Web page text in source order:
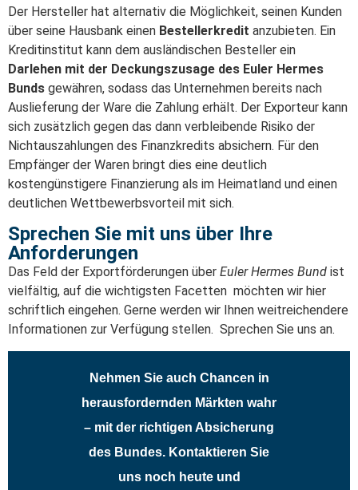
Der Hersteller hat alternativ die Möglichkeit, seinen Kunden
über seine Hausbank einen Bestellerkredit anzubieten. Ein
Kreditinstitut kann dem ausländischen Besteller ein
Darlehen mit der Deckungszusage des Euler Hermes
Bunds gewähren, sodass das Unternehmen bereits nach
Auslieferung der Ware die Zahlung erhält. Der Exporteur kann
sich zusätzlich gegen das dann verbleibende Risiko der
Nichtauszahlungen des Finanzkredits absichern. Für den
Empfänger der Waren bringt dies eine deutlich
kostengünstigere Finanzierung als im Heimatland und einen
deutlichen Wettbewerbsvorteil mit sich.
Sprechen Sie mit uns über Ihre
Anforderungen
Das Feld der Exportförderungen über Euler Hermes Bund ist
vielfältig, auf die wichtigsten Facetten möchten wir hier
schriftlich eingehen. Gerne werden wir Ihnen weitreichendere
Informationen zur Verfügung stellen. Sprechen Sie uns an.
Nehmen Sie auch Chancen in
herausfordernden Märkten wahr
– mit der richtigen Absicherung
des Bundes. Kontaktieren Sie
uns noch heute und